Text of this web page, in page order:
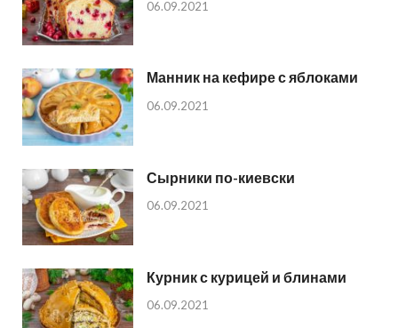
06.09.2021
Манник на кефире с яблоками
06.09.2021
Сырники по-киевски
06.09.2021
Курник с курицей и блинами
06.09.2021